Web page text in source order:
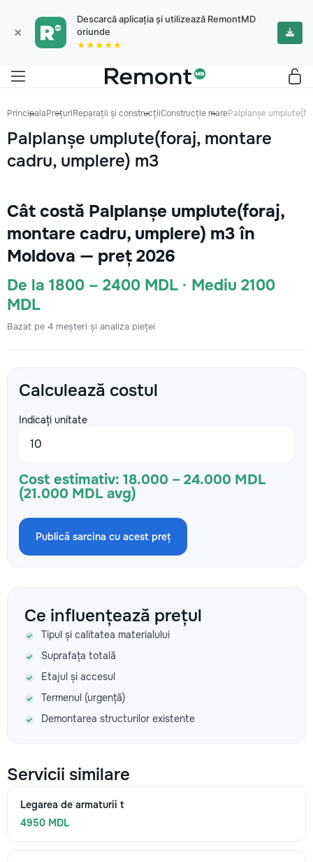
×
Descarcă aplicația și utilizează RemontMD
oriunde
★★★★★
PrincipalaPrețuriReparații și construcțiiConstrucție marePalplanșe
Palplanșe umplute(foraj, montare
cadru, umplere) m3
Cât costă Palplanșe umplute(foraj,
montare cadru, umplere) m3 în
Moldova — preț 2026
De la 1800 – 2400 MDL · Mediu 2100
MDL
Bazat pe 4 meșteri și analiza pieței
Calculează costul
Indicați unitate
Cost estimativ: 18.000 – 24.000 MDL
(21.000 MDL avg)
Publică sarcina cu acest preț
Ce influențează prețul
Tipul și calitatea materialului
Suprafața totală
Etajul și accesul
Termenul (urgență)
Demontarea structurilor existente
Servicii similare
Legarea de armaturii t
4950 MDL